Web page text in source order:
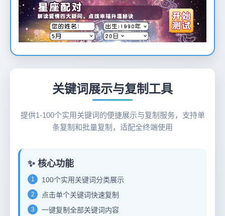
关键词展示与复制工具
提供1-100个实用关键词的便捷展示与复制服务，支持单
条复制和批量复制，适配全终端使用
✨ 核心功能
1 100个实用关键词分类展示
2 点击单个关键词快速复制
3 一键复制全部关键词内容